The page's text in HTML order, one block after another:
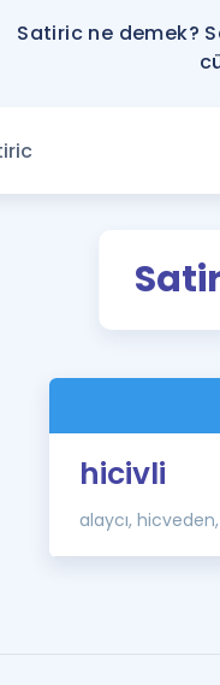
Satiric ne demek?
hicivli
alaycı,